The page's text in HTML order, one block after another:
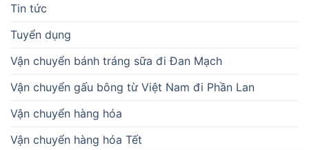
Tin tức
Tuyển dụng
Vận chuyển bánh tráng sữa đi Đan Mạch
Vận chuyển gấu bông từ Việt Nam đi Phần Lan
Vận chuyển hàng hóa
Vận chuyển hàng hóa Tết